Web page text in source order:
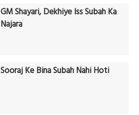
GM Shayari, Dekhiye Iss Subah Ka
Najara
Sooraj Ke Bina Subah Nahi Hoti